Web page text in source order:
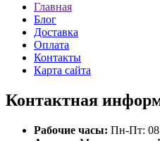
Главная
Блог
Доставка
Оплата
Контакты
Карта сайта
Контактная
Рабочие часы: Пн-Пт: